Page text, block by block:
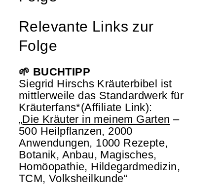
Relevante Links zur
Folge
🌱 BUCHTIPP
Siegrid Hirschs Kräuterbibel ist
mittlerweile das Standardwerk für
Kräuterfans*(Affiliate Link):
„Die Kräuter in meinem Garten –
500 Heilpflanzen, 2000
Anwendungen, 1000 Rezepte,
Botanik, Anbau, Magisches,
Homöopathie, Hildegardmedizin,
TCM, Volksheilkunde“